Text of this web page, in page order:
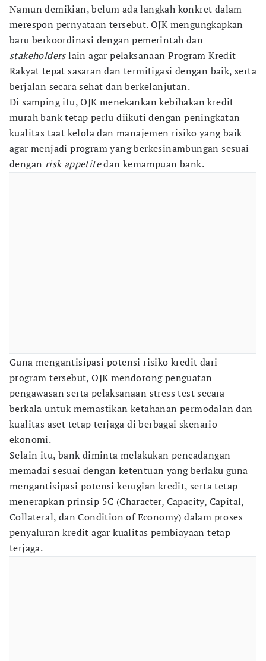
Namun demikian, belum ada langkah konkret dalam
merespon pernyataan tersebut. OJK mengungkapkan
baru berkoordinasi dengan pemerintah dan
stakeholderslain agar pelaksanaan Program Kredit
Rakyat tepat sasaran dan termitigasi dengan baik, serta
berjalan secara sehat dan berkelanjutan.
Di samping itu, OJK menekankan kebihakan kredit
murah bank tetap perlu diikuti dengan peningkatan
kualitas taat kelola dan manajemen risiko yang baik
agar menjadi program yang berkesinambungan sesuai
dengan risk appetitedan kemampuan bank.
Guna mengantisipasi potensi risiko kredit dari
program tersebut, OJK mendorong penguatan
pengawasan serta pelaksanaan stress test secara
berkala untuk memastikan ketahanan permodalan dan
kualitas aset tetap terjaga di berbagai skenario
ekonomi.
Selain itu, bank diminta melakukan pencadangan
memadai sesuai dengan ketentuan yang berlaku guna
mengantisipasi potensi kerugian kredit, serta tetap
menerapkan prinsip 5C (Character, Capacity, Capital,
Collateral, dan Condition of Economy) dalam proses
penyaluran kredit agar kualitas pembiayaan tetap
terjaga.